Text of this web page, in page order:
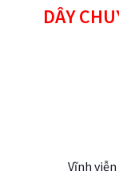
DÂY
Vĩnh